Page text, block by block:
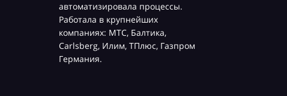
автоматизировала процессы.
Работала в крупнейших
компаниях: МТС, Балтика,
Carlsberg, Илим, ТПлюс, Газпром
Германия.